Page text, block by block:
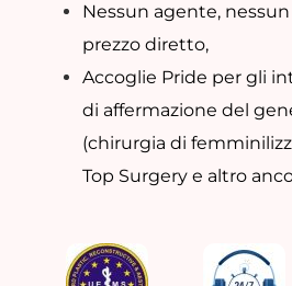
Nessun agente,
prezzo diretto,
Accoglie Pride per gli
di affermazione del
(chirurgia di
Top Surgery e altro